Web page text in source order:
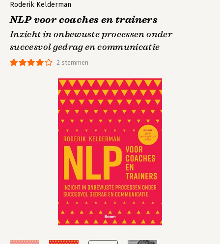
2 stemmen
Roderik Kelderman
NLP voor coaches en trainers
Inzicht in onbewuste processen onder
succesvol gedrag en communicatie